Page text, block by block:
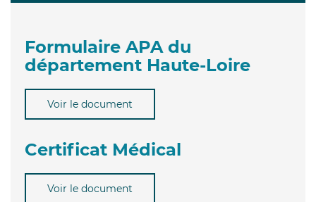
Formulaire APA du
département Haute-Loire
Voir le document
Certificat Médical
Voir le document